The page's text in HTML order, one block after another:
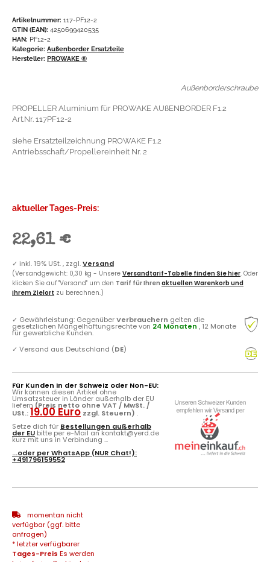
Artikelnummer: 117-PF12-2
GTIN (EAN): 4250699420535
HAN: PF12-2
Kategorie: Außenborder Ersatzteile
Hersteller: PROWAKE ®
Außenborderschraube
PROPELLER Aluminium für PROWAKE AUßENBORDER F1.2
Art.Nr. 117PF12-2
siehe Ersatzteilzeichnung PROWAKE F1.2
Antriebsschaft/Propellereinheit Nr. 2
aktueller Tages-Preis:
22,61 €
✓ inkl. 19% USt. , zzgl.Versand
(Versandgewicht: 0,30 kg - Unsere Versandtarif-Tabelle finden Sie hier. Oder
klicken Sie auf "Versand" um den Tarif für Ihren aktuellen Warenkorb und
Ihrem Zielort zu berechnen.)
✓ Gewährleistung: GegenüberVerbrauchern gelten die
gesetzlichen Mängelhaftungsrechte von 24 Monaten , 12 Monate
für gewerbliche Kunden.
✓ Versand aus Deutschland (DE)
Für Kunden in der Schweiz oder Non-EU:
Wir können diesen Artikel ohne
Umsatzsteuer in Länder außerhalb der EU
liefern (Preis netto ohne VAT / MwSt. /
USt.:19.00 Euro zzgl. Steuern) .
Setze dich für Bestellungen außerhalb
der EU bitte per e-Mail an kontakt@yerd.de
kurz mit uns in Verbindung ...
...oder perWhatsApp (NUR Chat!):
+491796159552
momentan nicht
verfügbar (ggf. bitte
anfragen)
* letzter verfügbarer
Tages-Preis Es werden